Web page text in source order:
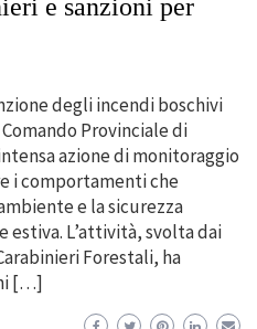
e sanzioni per
degli incendi boschivi
Provinciale di
azione di monitoraggio
i comportamenti che
e la sicurezza
L’attività, svolta dai
Forestali, ha
[…]